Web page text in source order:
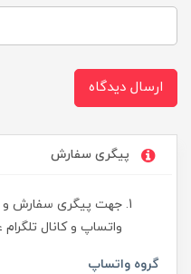
ارسال دیدگاه
پیگری سفارش
جهت پیگری سفارش و
واتساپ و کانال
گروه واتساپ